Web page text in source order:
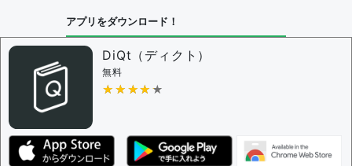
アプリをダウンロード！
DiQt（ディクト）
無料
★★★★★
★★★★★